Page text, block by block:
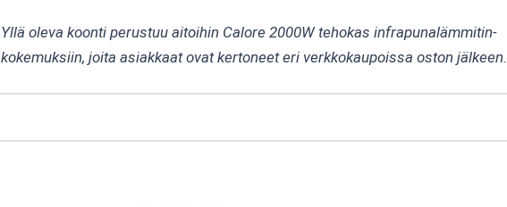
Yllä oleva koonti perustuu aitoihin Calore 2000W tehokas infrapunalämmitin-
kokemuksiin, joita asiakkaat ovat kertoneet eri verkkokaupoissa oston jälkeen.